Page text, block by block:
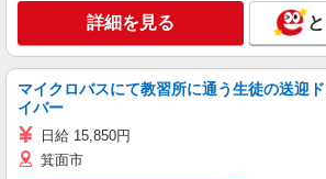
詳細を見る
マイクロバスにて教習所に通う生徒の送迎
イバー
日給 15,850円
箕面市